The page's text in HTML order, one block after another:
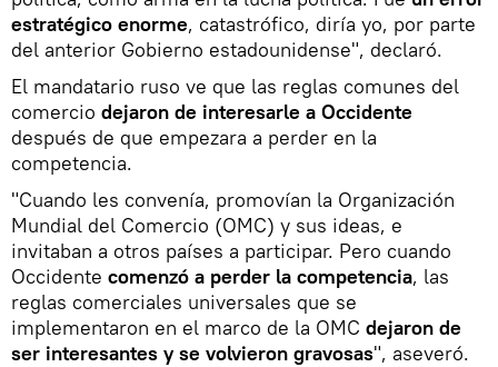
estratégico enorme, catastrófico, diría yo, por parte
del anterior Gobierno estadounidense", declaró.
El mandatario ruso ve que las reglas comunes del
comercio dejaron de interesarle a Occidente
después de que empezara a perder en la
competencia.
"Cuando les convenía, promovían la Organización
Mundial del Comercio (OMC) y sus ideas, e
invitaban a otros países a participar. Pero cuando
Occidente comenzó a perder la competencia, las
reglas comerciales universales que se
implementaron en el marco de la OMC dejaron de
ser interesantes y se volvieron gravosas", aseveró.